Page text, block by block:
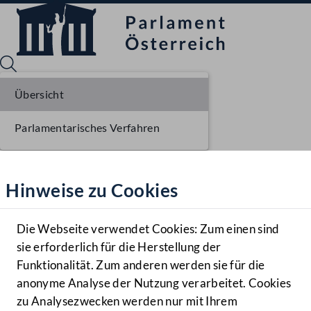
Hilfe
Benutzer
Navigationsmenü öffnen
MENÜ
Hinweise zu Cookies
Die Webseite verwendet Cookies: Zum einen sind
sie erforderlich für die Herstellung der
Funktionalität. Zum anderen werden sie für die
anonyme Analyse der Nutzung verarbeitet. Cookies
zu Analysezwecken werden nur mit Ihrem
Übersicht
Parlamentarisches Verfahren